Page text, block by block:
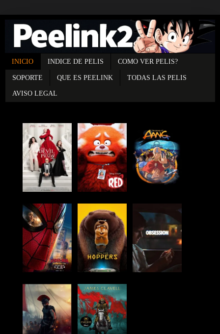
INICIO INDICE DE PELIS COMO VER PELIS?
SOPORTE QUE ES PEELINK TODAS LAS PELIS
AVISO LEGAL